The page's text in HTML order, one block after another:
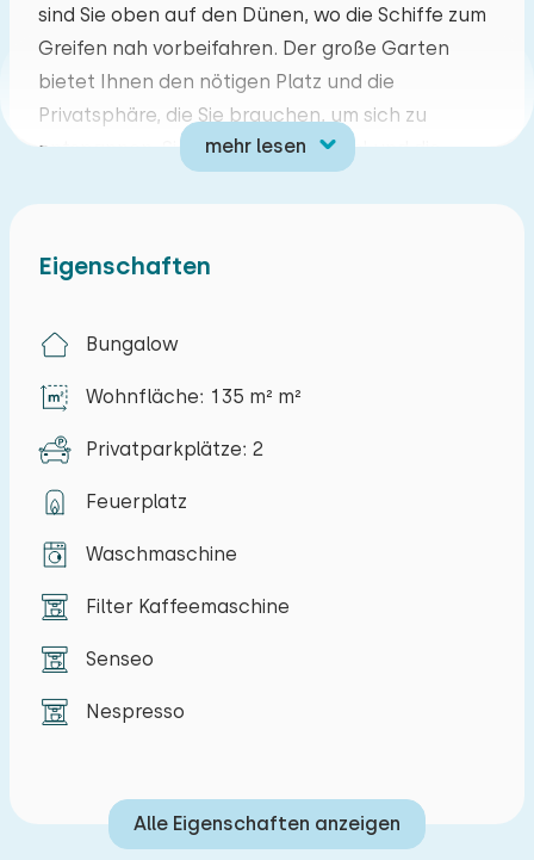
sind Sie oben auf den Dünen, wo die Schiffe zum
Greifen nah vorbeifahren. Der große Garten
bietet Ihnen den nötigen Platz und die
Privatsphäre, die Sie brauchen, um sich zu
entspannen. Sie suchen den Trubel und die
Einkäufe und einen Strandpavillon, in dem Sie zu
genießen können.
Das Dorf Westkapelle ist 5 Minuten mit dem Auto
entfernt. Hier finden Sie einen großen
Supermarkt, eine Bäckerei, einen Metzger, einen
Fahrradverleih und mehrere Geschäfte.
Auswahl an Restaurants, Museen,
Sehenswürdigkeiten und Geschäften.
Die gemütliche Einrichtung des Hauses lädt Sie
Wohnzimmer hat ein großes Ecksofa und einen
Küche bietet jeden Komfort, wie z.B. einen 6-
Flammen-Herd, Gefrierschrank, Kühlschrank,
mehr lesen
10 11 12 13 14 15 16
17 18 19 20 21 22
Eigenschaften
Bungalow
Wohnfläche: 135 m² m²
Privatparkplätze: 2
Feuerplatz
Waschmaschine
Filter Kaffeemaschine
Senseo
Nespresso
Alle Eigenschaften anzeigen